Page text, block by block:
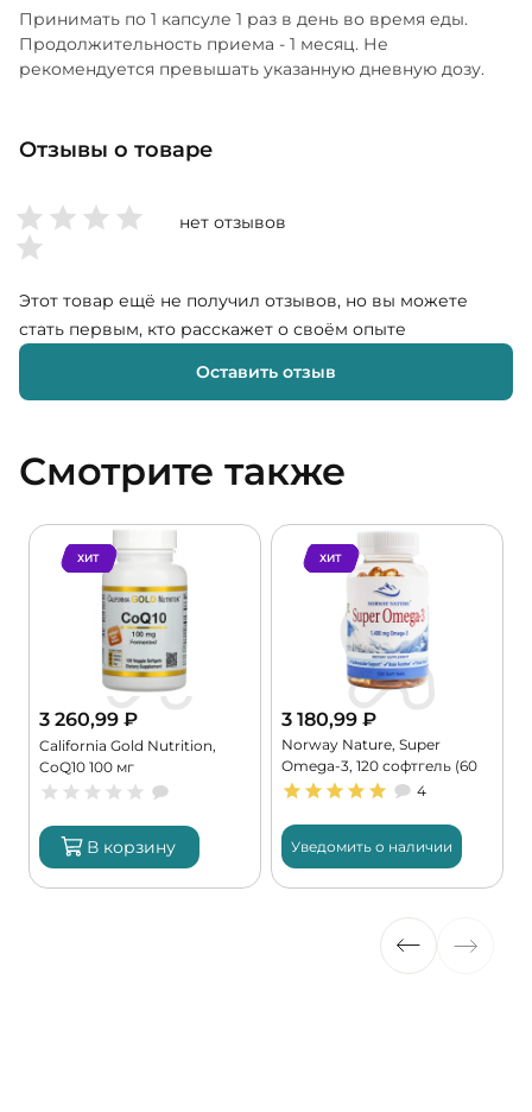
Принимать по 1 капсуле 1 раз в день во время еды.
Продолжительность приема - 1 месяц. Не
рекомендуется превышать указанную дневную дозу.
Отзывы о товаре
нет отзывов
Этот товар ещё не получил отзывов, но вы можете
стать первым, кто расскажет о своём опыте
Оставить отзыв
Смотрите также
ХИТ
3 260,99 ₽
California Gold Nutrition,
CoQ10 100 мг
В корзину
ХИТ
3 180,99 ₽
Norway Nature, Super
Omega-3, 120 софтгель (60
порций)
4
Уведомить о наличии